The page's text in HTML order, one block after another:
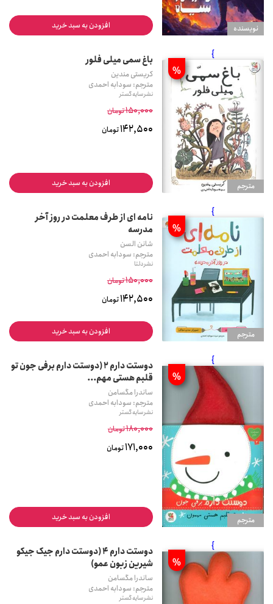
نويسنده افزودن به سبد خرید
مترجم
}
%
باغ سمی میلی فلور
کریستی مندین
مترجم: سودابه احمدی
نشر سایه گستر
150,000تومان
142,500تومان
افزودن به سبد خرید
مترجم
}
%
نامه ای از طرف معلمت در روز آخر
مدرسه
شانن السن
مترجم: سودابه احمدی
نشر دلتا
150,000تومان
142,500تومان
افزودن به سبد خرید
مترجم
}
%
دوستت دارم 2 (دوستت دارم برفی جون تو
قلبم هستی مهم...
ساندرا مگسامن
مترجم: سودابه احمدی
نشر سایه گستر
180,000تومان
171,000تومان
افزودن به سبد خرید
}
%
دوستت دارم 4 (دوستت دارم جیک جیکو
شیرین زبون عمو)
ساندرا مگسامن
مترجم: سودابه احمدی
نشر سایه گستر